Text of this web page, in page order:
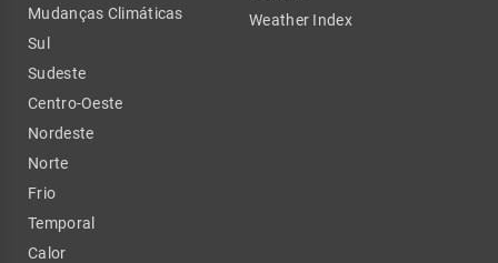
Mudanças Climáticas
Sul
Sudeste
Centro-Oeste
Nordeste
Norte
Frio
Temporal
Calor
Weather Index